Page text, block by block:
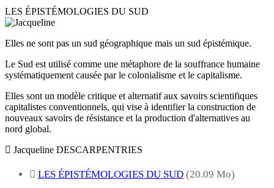
LES ÉPISTÉMOLOGIES DU SUD
Elles ne sont pas un sud géographique mais un sud épistémique.
Le Sud est utilisé comme une métaphore de la souffrance humaine
systématiquement causée par le colonialisme et le capitalisme.
Elles sont un modèle critique et alternatif aux savoirs scientifiques
capitalistes conventionnels, qui vise à identifier la construction de
nouveaux savoirs de résistance et la production d'alternatives au
nord global.
Jacqueline DESCARPENTRIES
LES ÉPISTÉMOLOGIES DU SUD (20.09 Mo)